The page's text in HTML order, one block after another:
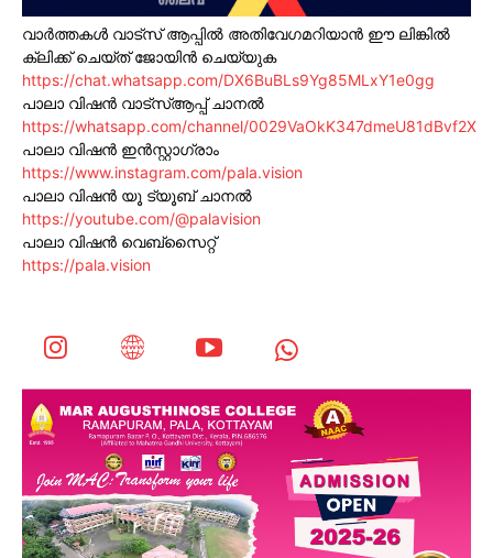
വാർത്തകൾ വാട്സ് ആപ്പിൽ അതിവേഗമറിയാൻ ഈ ലിങ്കിൽ
ക്ലിക്ക് ചെയ്ത് ജോയിൻ ചെയ്യുക
https://chat.whatsapp.com/DX6BuBLs9Yg85MLxY1e0gg
പാലാ വിഷൻ വാട്സ്ആപ്പ് ചാനൽ
https://whatsapp.com/channel/0029VaOkK347dmeU81dBvf2X
പാലാ വിഷൻ ഇൻസ്റ്റാഗ്രാം
https://www.instagram.com/pala.vision
പാലാ വിഷൻ യൂ ട്യൂബ് ചാനൽ
https://youtube.com/@palavision
പാലാ വിഷൻ വെബ്സൈറ്റ്
https://pala.vision